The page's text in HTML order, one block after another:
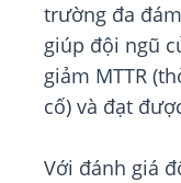
trường đa
giúp đội ngũ
giảm MTTR
cố) và đạt
Với đánh giá